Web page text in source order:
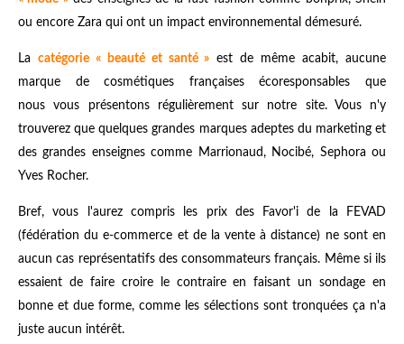
ou encore Zara qui ont un impact environnemental démesuré.
La catégorie « beauté et santé » est de même acabit, aucune
marque de cosmétiques françaises écoresponsables que
nous vous présentons régulièrement sur notre site. Vous n'y
trouverez que quelques grandes marques adeptes du marketing et
des grandes enseignes comme Marrionaud, Nocibé, Sephora ou
Yves Rocher.
Bref, vous l'aurez compris les prix des Favor'i de la FEVAD
(fédération du e-commerce et de la vente à distance) ne sont en
aucun cas représentatifs des consommateurs français. Même si ils
essaient de faire croire le contraire en faisant un sondage en
bonne et due forme, comme les sélections sont tronquées ça n'a
juste aucun intérêt.